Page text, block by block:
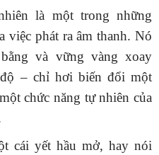
là một trong những
việc phát ra âm thanh. Nó
và vững vàng xoay
– chỉ hơi biến đổi một
chức năng tự nhiên của
cái yết hầu mở, hay nói